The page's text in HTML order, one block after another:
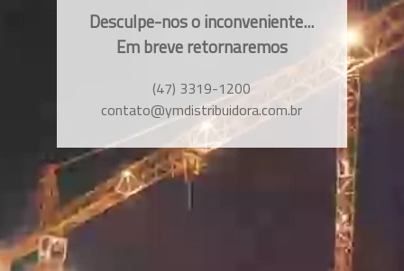
Desculpe-nos o inconveniente...
Em breve retornaremos
(47) 3319-1200
contato@ymdistribuidora.com.br